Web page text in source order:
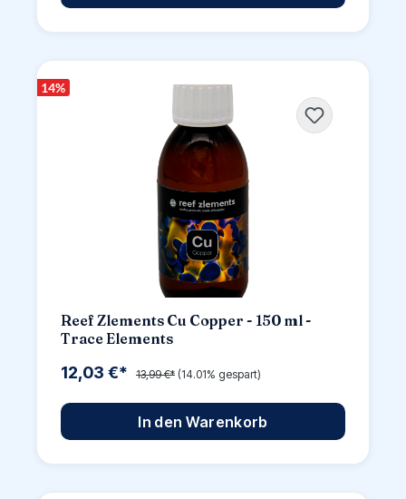
14%
Reef Zlements Cu Copper - 150 ml -
Trace Elements
12,03 €* 13,99 €* (14.01% gespart)
In den Warenkorb